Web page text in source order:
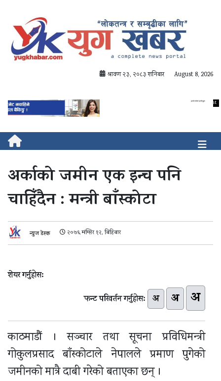
श्रावण २३, २०८३ शनिबार August 8, 2026
अर्काको जमीन एक इन्च पनि
चाहिँदैन : मन्त्री बाँस्कोटा
न्युज डेस्क २०७६ मंग्सिर १२, बिहिबार
शेयर गर्नुहोस:
फन्ट परिवर्तन गर्नुहोस: अ अ अ
काठमाडौं । सञ्चार तथा सूचना प्रविधिमन्त्री
गोकुलप्रसाद बाँस्कोटाले नेपालले प्रमाण पुगेको
जमीनको मात्रै दाबी गरेको बताएका छन् ।